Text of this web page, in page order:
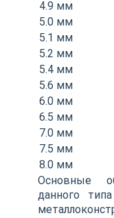
4.9 мм
5.0 мм
5.1 мм
5.2 мм
5.4 мм
5.6 мм
6.0 мм
6.5 мм
7.0 мм
7.5 мм
8.0 мм
Основные
данного